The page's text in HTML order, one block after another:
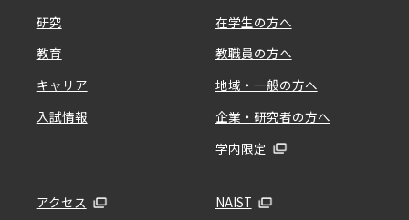
研究
教育
キャリア
入試情報
在学生の方へ
教職員の方へ
地域・一般の方へ
企業・研究者の方へ
学内限定
アクセス
NAIST